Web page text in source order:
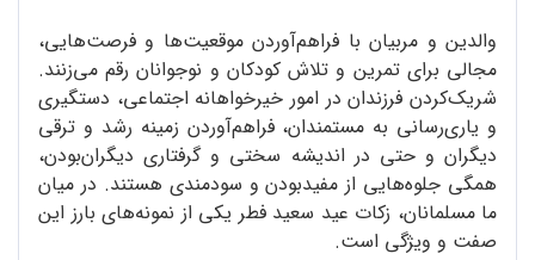
والدین و مربیان با فراهم‌آوردن موقعیت‌ها و فرصت‌هایی،
مجالی برای تمرین و تلاش کودکان و نوجوانان رقم می‌زنند.
شریک‌کردن فرزندان در امور خیرخواهانه اجتماعی، دستگیری
و یاری‌رسانی به مستمندان، فراهم‌آوردن زمینه رشد و ترقی
دیگران و حتی در اندیشه سختی و گرفتاری دیگران‌بودن،
همگی جلوه‌هایی از مفیدبودن و سودمندی هستند. در میان
ما مسلمانان، زکات عید سعید فطر یکی از نمونه‌های بارز این
صفت و ویژگی است.